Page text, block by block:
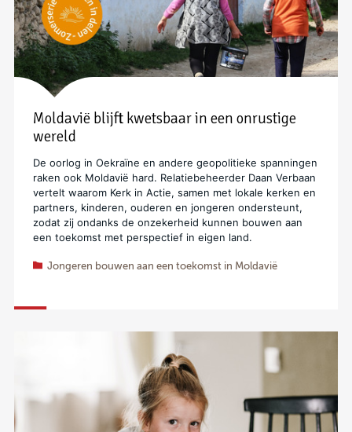
Moldavië blijft kwetsbaar in een onrustige
wereld
De oorlog in Oekraïne en andere geopolitieke spanningen
raken ook Moldavië hard. Relatiebeheerder Daan Verbaan
vertelt waarom Kerk in Actie, samen met lokale kerken en
partners, kinderen, ouderen en jongeren ondersteunt,
zodat zij ondanks de onzekerheid kunnen bouwen aan
een toekomst met perspectief in eigen land.
Jongeren bouwen aan een toekomst in Moldavië